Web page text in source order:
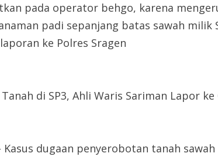
pada operator behgo, karena
padi sepanjang batas sawah milik
ke Polres Sragen
di SP3, Ahli Waris Sariman Lapor
Kasus dugaan penyerobotan tanah